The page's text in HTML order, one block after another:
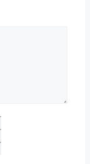
Mail-
Adresse